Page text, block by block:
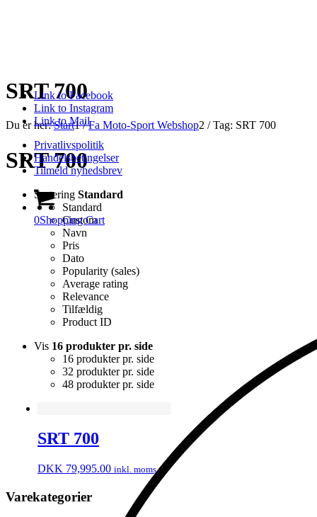
Link to Facebook
Link to Instagram
Link to Mail
Privatlivspolitik
Handelsbetingelser
Tilmeld nyhedsbrev
0Shopping Cart
SRT 700
Du er her: Start1 / Fa Moto-Sport Webshop2 / Tag: SRT 700
SRT 700
Sortering Standard
Standard
Custom
Navn
Pris
Dato
Popularity (sales)
Average rating
Relevance
Tilfældig
Product ID
Vis 16 produkter pr. side
16 produkter pr. side
32 produkter pr. side
48 produkter pr. side
SRT 700
DKK 79,995.00 inkl. moms
Varekategorier